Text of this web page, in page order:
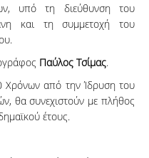
υπό τη διεύθυνση του
και τη συμμετοχή του
Παύλος Τσίμας.
Χρόνων από την Ίδρυση του
θα συνεχιστούν με πλήθος
έτους.